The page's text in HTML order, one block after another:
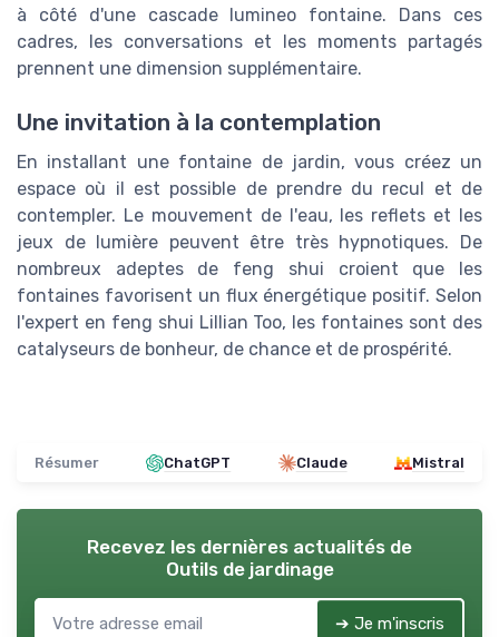
à côté d'une cascade lumineo fontaine. Dans ces
cadres, les conversations et les moments partagés
prennent une dimension supplémentaire.
Une invitation à la contemplation
En installant une fontaine de jardin, vous créez un
espace où il est possible de prendre du recul et de
contempler. Le mouvement de l'eau, les reflets et les
jeux de lumière peuvent être très hypnotiques. De
nombreux adeptes de feng shui croient que les
fontaines favorisent un flux énergétique positif. Selon
l'expert en feng shui Lillian Too, les fontaines sont des
catalyseurs de bonheur, de chance et de prospérité.
Résumer ChatGPT Claude Mistral
Recevez les dernières actualités de
Outils de jardinage
➔ Je m'inscris